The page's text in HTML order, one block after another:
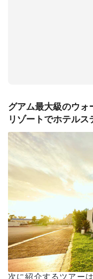
グアム最大級のウォ
リゾートでホテル
次に紹介するツアーは